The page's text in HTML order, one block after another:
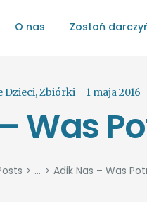
O nas Zostań
Dzieci,Zbiórki 1 maja 2016
Was
... Adik Nas – Was